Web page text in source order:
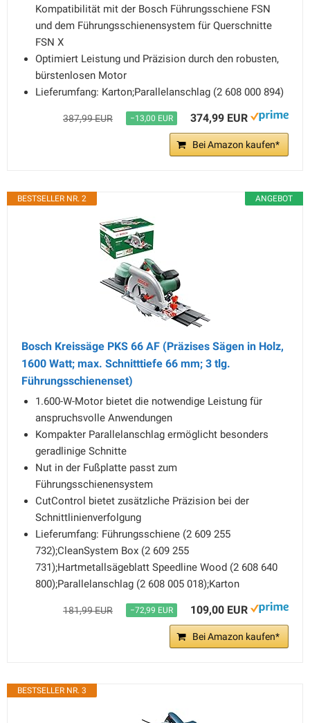
Kompatibilität mit der Bosch Führungsschiene FSN
und dem Führungsschienensystem für Querschnitte
FSN X
Optimiert Leistung und Präzision durch den robusten,
bürstenlosen Motor
Lieferumfang: Karton;Parallelanschlag (2 608 000 894)
387,99 EUR −13,00 EUR 374,99 EUR
Bei Amazon kaufen*
ANGEBOT
BESTSELLER NR. 2
Bosch Kreissäge PKS 66 AF (Präzises Sägen in Holz,
1600 Watt; max. Schnitttiefe 66 mm; 3 tlg.
Führungsschienenset)
1.600-W-Motor bietet die notwendige Leistung für
anspruchsvolle Anwendungen
Kompakter Parallelanschlag ermöglicht besonders
geradlinige Schnitte
Nut in der Fußplatte passt zum
Führungsschienensystem
CutControl bietet zusätzliche Präzision bei der
Schnittlinienverfolgung
Lieferumfang: Führungsschiene (2 609 255
732);CleanSystem Box (2 609 255
731);Hartmetallsägeblatt Speedline Wood (2 608 640
800);Parallelanschlag (2 608 005 018);Karton
181,99 EUR −72,99 EUR 109,00 EUR
Bei Amazon kaufen*
BESTSELLER NR. 3